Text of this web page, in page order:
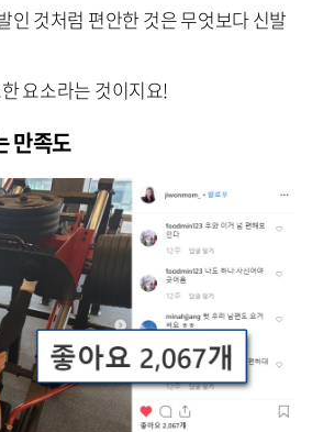
인 것처럼 편안한 것은 무엇보다 신발
요소라는 것이지요!
만족도